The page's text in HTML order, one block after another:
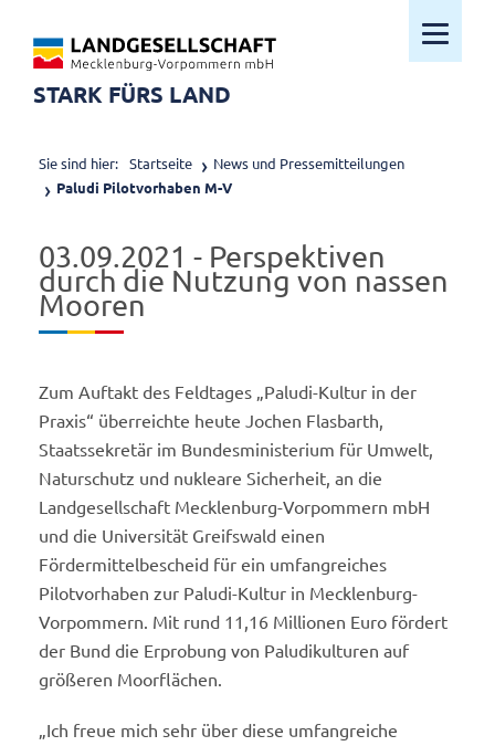
STARK FÜRS LAND
Mobiles
Sie sind hier: Startseite
News und Pressemitteilungen
Paludi Pilotvorhaben M-V
03.09.2021 - Perspektiven
durch die Nutzung von nassen
Mooren
Zum Auftakt des Feldtages „Paludi-Kultur in der
Praxis“ überreichte heute Jochen Flasbarth,
Staatssekretär im Bundesministerium für Umwelt,
Naturschutz und nukleare Sicherheit, an die
Landgesellschaft Mecklenburg-Vorpommern mbH
und die Universität Greifswald einen
Fördermittelbescheid für ein umfangreiches
Pilotvorhaben zur Paludi-Kultur in Mecklenburg-
Vorpommern. Mit rund 11,16 Millionen Euro fördert
der Bund die Erprobung von Paludikulturen auf
größeren Moorflächen.
„Ich freue mich sehr über diese umfangreiche